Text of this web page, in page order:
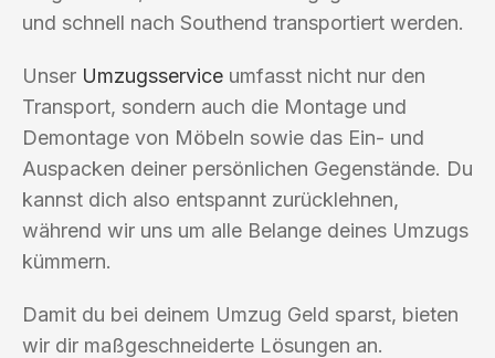
und schnell nach Southend transportiert werden.
Unser Umzugsservice umfasst nicht nur den
Transport, sondern auch die Montage und
Demontage von Möbeln sowie das Ein- und
Auspacken deiner persönlichen Gegenstände. Du
kannst dich also entspannt zurücklehnen,
während wir uns um alle Belange deines Umzugs
kümmern.
Damit du bei deinem Umzug Geld sparst, bieten
wir dir maßgeschneiderte Lösungen an.